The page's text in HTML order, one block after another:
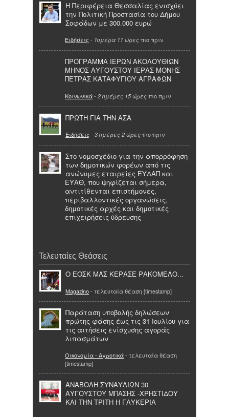
Η Περιφέρεια Θεσσαλίας ενισχύει
την Πολιτική Προστασία του Δήμου
Σοφάδων με 300.000 ευρώ
Ειδήσεις - 1ημέρα 11 ώρες πιο πριν
ΠΡΟΓΡΑΜΜΑ ΙΕΡΩΝ ΑΚΟΛΟΥΘΙΩΝ
ΜΗΝΟΣ ΑΥΓΟΥΣΤΟΥ ΙΕΡΑΣ ΜΟΝΗΣ
ΠΕΤΡΑΣ ΚΑΤΑΦΥΓΙΟΥ ΑΓΡΑΦΩΝ
Κοινωνικά- 2 ημέρες 15 ώρες πιο πριν
ΠΡΩΤΗ ΓΙΑ ΤΗΝ ΑΣΑ
Ειδήσεις - 3 ημέρες 2 ώρες πιο πριν
Στο νομοσχέδιο για την απορρόφηση
των δημοτικών φορέων από τις
ανώνυμες εταιρείες ΕΥΔΑΠ και
ΕΥΑΘ, που ψηφίζεται σήμερα,
αντιτίθενται επιστήμονες,
περιβαλλοντικές οργανώσεις,
δημοτικές αρχές και δημοτικές
επιχειρήσεις ύδρευσης
Τελευταίες Θεάσεις
Ο ΕΟΣΚ ΜΑΣ ΚΕΡΑΣΕ ΡΑΚΟΜΕΛΟ...
Magazino- τελευταία θέαση [timestamp]
Παράταση υποβολής δηλώσεων
πρώτης φάσης έως τις 31 Ιουλίου για
τις αιτήσεις ενίσχυσης αγοράς
λιπασμάτων
Οικονομία - Αγροτικά- τελευταία θέαση
[timestamp]
ΑΝΑΒΟΛΗ ΣΥΝΑΥΛΙΩΝ 30
ΑΥΓΟΥΣΤΟΥ ΜΠΑΣΗΣ -ΧΡΗΣΤΙΔΟΥ
ΚΑΙ ΤΗΝ ΤΡΙΤΗ Η ΓΛΥΚΕΡΙΑ